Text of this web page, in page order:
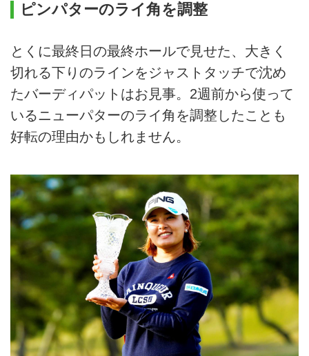
ピンパターのライ角を調整
とくに最終日の最終ホールで見せた、大きく
切れる下りのラインをジャストタッチで沈め
たバーディパットはお見事。2週前から使って
いるニューパターのライ角を調整したことも
好転の理由かもしれません。